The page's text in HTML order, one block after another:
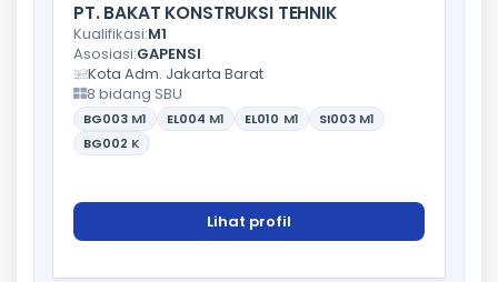
PT. BAKAT KONSTRUKSI TEHNIK
Kualifikasi:M1
Asosiasi:GAPENSI
Kota Adm. Jakarta Barat
8 bidang SBU
BG003 M1 EL004 M1 EL010 M1 SI003 M1
BG002 K
Lihat profil